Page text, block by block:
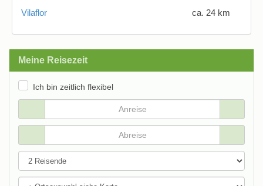
Vilaflor
ca. 24 km
Meine Reisezeit
Ich bin zeitlich flexibel